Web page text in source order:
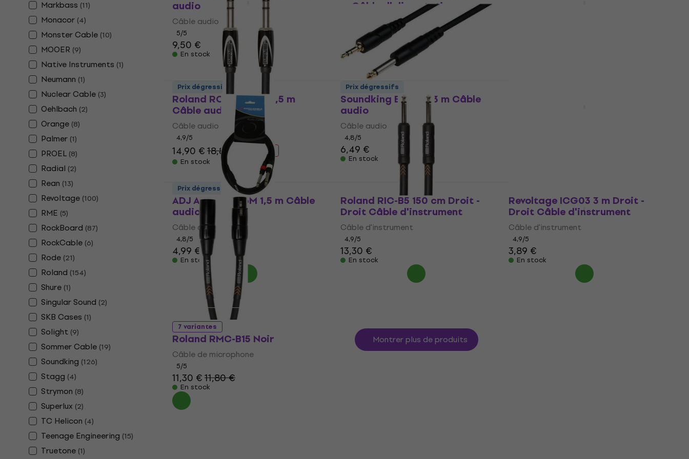
Markbass (11)
Monacor (4)
Monster Cable (10)
MOOER (9)
Native Instruments (1)
Neumann (1)
Nuclear Cable (3)
Oehlbach (2)
Orange (8)
Palmer (1)
PROEL (8)
Radial (2)
Rean (13)
Revoltage (100)
RME (5)
RockBoard (87)
RockCable (6)
Rode (21)
Roland (154)
Shure (1)
Singular Sound (2)
SKB Cases (1)
Solight (9)
Sommer Cable (19)
Soundking (126)
Stagg (4)
Strymon (8)
Superlux (2)
TC Helicon (4)
Teenage Engineering (15)
Truetone (1)
audio
Câble audio
5/5
9,50 €
En stock
m Câble d'alimentation
Câble d'alimentation
5,59 € 6,29 €
En stock
Roland RCC-5-TRTR 1,5 m
Câble audio
Câble audio
4,9/5
14,90 €18,80 €
- 21 %
En stock
Soundking BJJ230 3 m Câble
audio
Câble audio
4,8/5
6,49 €
En stock
Prix dégressifs
ADJ AC-J3S-2J6M 1,5 m Câble
audio
Câble audio
4,8/5
4,99 €
En stock
Prix dégressifs
Roland RIC-B5 150 cm Droit -
Droit Câble d'instrument
Câble d'instrument
4,9/5
13,30 €
En stock
Revoltage ICG03 3 m Droit -
Droit Câble d'instrument
Câble d'instrument
4,9/5
3,89 €
En stock
Prix dégressifs
7 variantes
Roland RMC-B15 Noir
Câble de microphone
5/5
11,30 €11,80 €
En stock
Montrer plus de produits